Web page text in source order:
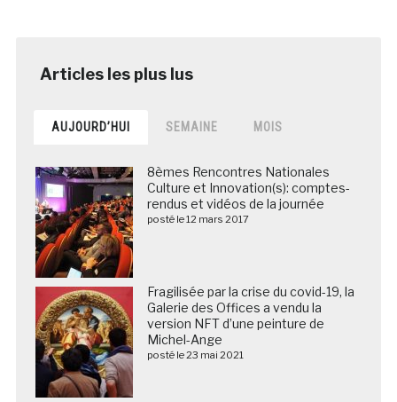
AUJOURD’HUI SEMAINE MOIS
8èmes Rencontres Nationales
Culture et Innovation(s): comptes-
rendus et vidéos de la journée
posté le 12 mars 2017
Fragilisée par la crise du covid-19, la
Galerie des Offices a vendu la
version NFT d’une peinture de
Michel-Ange
posté le 23 mai 2021